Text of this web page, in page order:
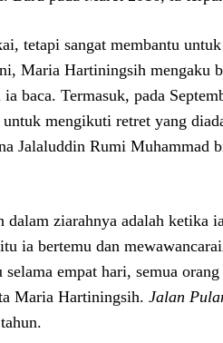
tetapi sangat membantu
Maria Hartiningsih
baca. Termasuk, pada
mengikuti retret yang
Jalaluddin Rumi Muhammad
dalam ziarahnya adalah
ia bertemu dan
empat hari, semua
Maria Hartiningsih. Jalan